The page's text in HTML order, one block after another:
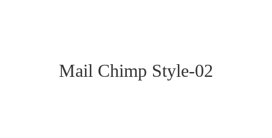
Mail Chimp Style-02